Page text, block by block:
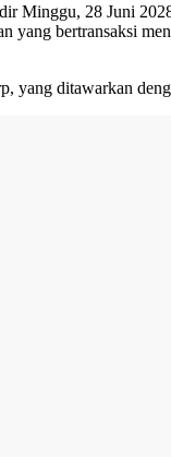
Minggu, 28 Juni
yang bertransaksi
yang ditawarkan